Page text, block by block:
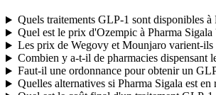
Quels traitements GLP-1 sont disponibles à
Quel est le prix d'Ozempic à Pharma Sigala
Les prix de Wegovy et Mounjaro varient-ils
Combien y a-t-il de pharmacies dispensant
Faut-il une ordonnance pour obtenir un
Quelles alternatives si Pharma Sigala est en